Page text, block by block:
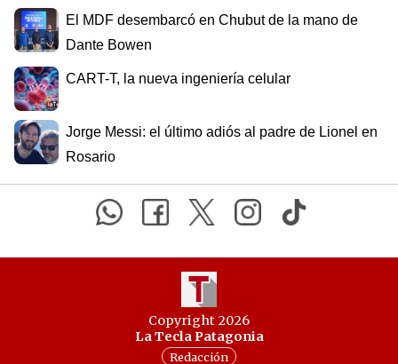
El MDF desembarcó en Chubut de la mano de
Dante Bowen
CART-T, la nueva ingeniería celular
Jorge Messi: el último adiós al padre de Lionel en
Rosario
Copyright 2026
La Tecla Patagonia
Redacción